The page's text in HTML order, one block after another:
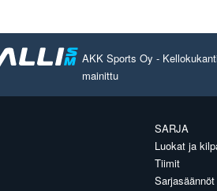
AKK Sports Oy -
mainittu
SARJA
Luokat ja
Tiimit
Sarjasäännöt